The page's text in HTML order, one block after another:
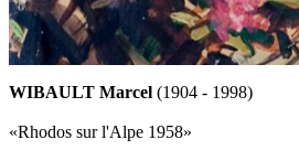
WIBAULT Marcel (1904 - 1998)
«Rhodos sur l'Alpe 1958»